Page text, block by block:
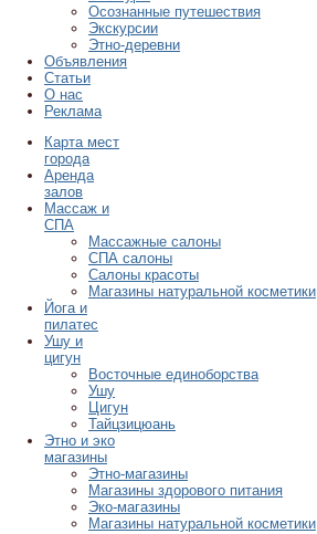
Осознанные путешествия
Экскурсии
Этно-деревни
Объявления
Статьи
О нас
Реклама
Карта мест
города
Аренда
залов
Массаж и
СПА
Массажные салоны
СПА салоны
Салоны красоты
Магазины натуральной косметики
Йога и
пилатес
Ушу и
цигун
Восточные единоборства
Ушу
Цигун
Тайцзицюань
Этно и эко
магазины
Этно-магазины
Магазины здорового питания
Эко-магазины
Магазины натуральной косметики